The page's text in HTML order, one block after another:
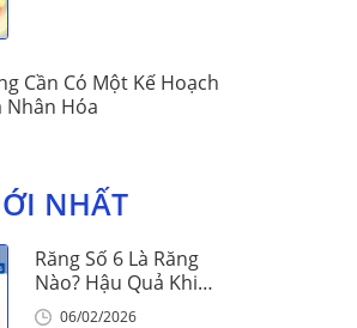
Cần Có Một Kế Hoạch
Nhân Hóa
NHẤT
Răng Số 6 Là Răng
Nào? Hậu Quả Khi
Mất Răng Số 6
06/02/2026